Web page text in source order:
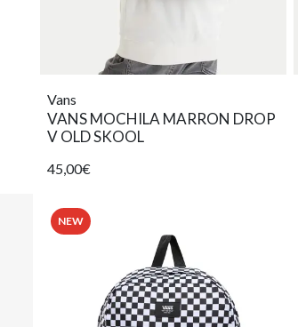
Vans
VANS MOCHILA MARRON DROP
V OLD SKOOL
45,00€
NEW